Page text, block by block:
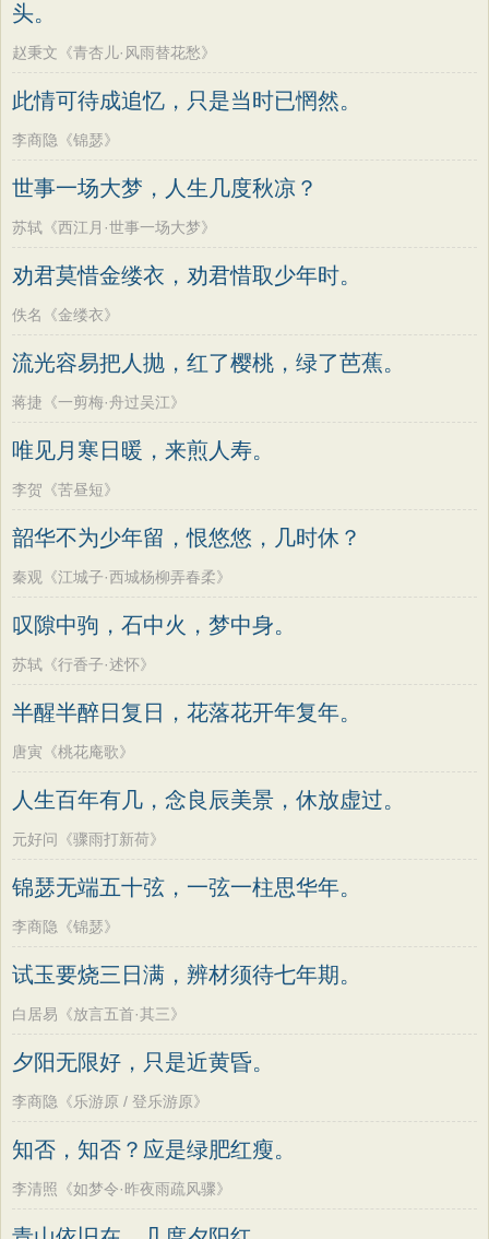
头。
赵秉文《青杏儿·风雨替花愁》
此情可待成追忆，只是当时已惘然。
李商隐《锦瑟》
世事一场大梦，人生几度秋凉？
苏轼《西江月·世事一场大梦》
劝君莫惜金缕衣，劝君惜取少年时。
佚名《金缕衣》
流光容易把人抛，红了樱桃，绿了芭蕉。
蒋捷《一剪梅·舟过吴江》
唯见月寒日暖，来煎人寿。
李贺《苦昼短》
韶华不为少年留，恨悠悠，几时休？
秦观《江城子·西城杨柳弄春柔》
叹隙中驹，石中火，梦中身。
苏轼《行香子·述怀》
半醒半醉日复日，花落花开年复年。
唐寅《桃花庵歌》
人生百年有几，念良辰美景，休放虚过。
元好问《骤雨打新荷》
锦瑟无端五十弦，一弦一柱思华年。
李商隐《锦瑟》
试玉要烧三日满，辨材须待七年期。
白居易《放言五首·其三》
夕阳无限好，只是近黄昏。
李商隐《乐游原 / 登乐游原》
知否，知否？应是绿肥红瘦。
李清照《如梦令·昨夜雨疏风骤》